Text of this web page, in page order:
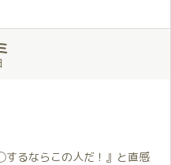
いてくれたこともとても嬉し
なので7月中に再度お伺いす
抱擁🔥
待ちに待った瞬間✨
スが今回はこの一瞬で飛ん
して同じことはなく、いつ
回もいつにも増してよかっ
れはやせないとと実感(^^;)
るならこの人だ！』と直感